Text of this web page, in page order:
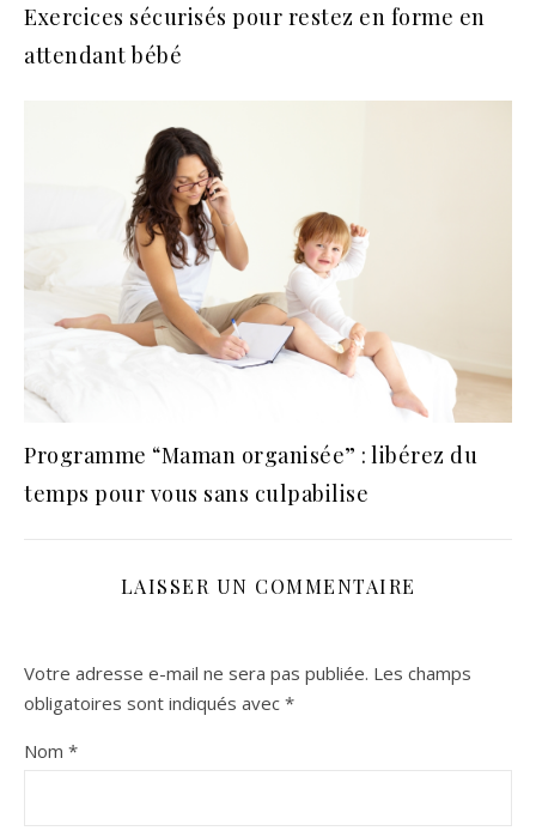
Exercices sécurisés pour restez en forme en
attendant bébé
Programme “Maman organisée” : libérez du
temps pour vous sans culpabilise
LAISSER UN COMMENTAIRE
Votre adresse e-mail ne sera pas publiée. Les champs
obligatoires sont indiqués avec *
Nom *